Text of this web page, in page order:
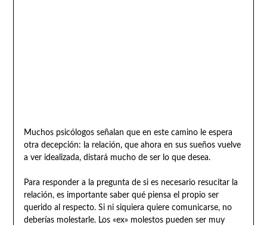
Muchos psicólogos señalan que en este camino le espera
otra decepción: la relación, que ahora en sus sueños vuelve
a ver idealizada, distará mucho de ser lo que desea.
Para responder a la pregunta de si es necesario resucitar la
relación, es importante saber qué piensa el propio ser
querido al respecto. Si ni siquiera quiere comunicarse, no
deberías molestarle. Los «ex» molestos pueden ser muy